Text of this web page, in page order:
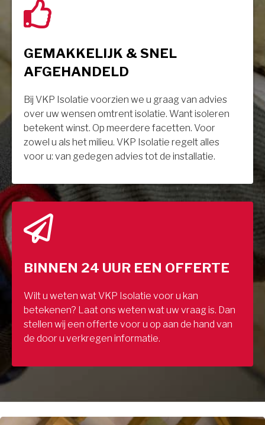
GEMAKKELIJK & SNEL
AFGEHANDELD
Bij VKP Isolatie voorzien we u graag van advies
over uw wensen omtrent isolatie. Want isoleren
betekent winst. Op meerdere facetten. Voor
zowel u als het milieu. VKP Isolatie regelt alles
voor u: van gedegen advies tot de installatie.
BINNEN 24 UUR EEN OFFERTE
Wilt u weten wat VKP Isolatie voor u kan
betekenen? Laat ons weten wat uw vraag is. Dan
stellen wij een offerte voor u op aan de hand van
de door u verkregen informatie.